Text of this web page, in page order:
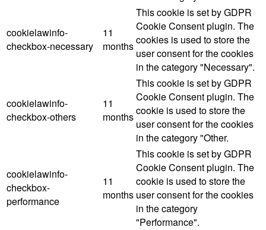
cookielawinfo-
checkbox-necessary
11
months
This cookie is set by GDPR
Cookie Consent plugin. The
cookies is used to store the
user consent for the cookies
in the category "Necessary".
cookielawinfo-
checkbox-others
11
months
This cookie is set by GDPR
Cookie Consent plugin. The
cookie is used to store the
user consent for the cookies
in the category "Other.
cookielawinfo-
checkbox-
performance
11
months
This cookie is set by GDPR
Cookie Consent plugin. The
cookie is used to store the
user consent for the cookies
in the category
"Performance".